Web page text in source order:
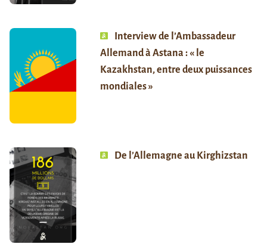
Interview de l’Ambassadeur
Allemand à Astana : « le
Kazakhstan, entre deux puissances
mondiales »
De l’Allemagne au Kirghizstan